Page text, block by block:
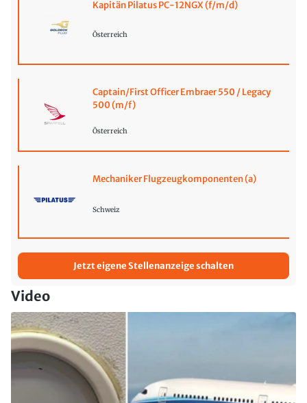
Kapitän Pilatus PC-12NGX (f/m/d)
Österreich
Captain/First Officer Embraer 550 / Legacy
500 (m/f)
Österreich
Mechaniker Flugzeugkomponenten (a)
Schweiz
Jetzt eigene Stellenanzeige schalten
Video